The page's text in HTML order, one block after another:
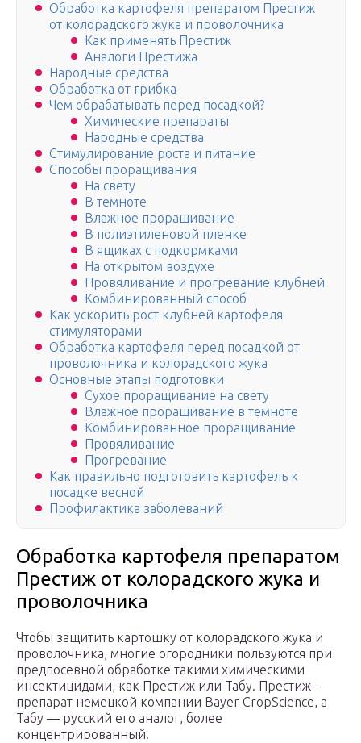
Обработка картофеля препаратом Престиж
от колорадского жука и проволочника
Как применять Престиж
Аналоги Престижа
Народные средства
Обработка от грибка
Чем обрабатывать перед посадкой?
Химические препараты
Народные средства
Стимулирование роста и питание
Способы проращивания
На свету
В темноте
Влажное проращивание
В полиэтиленовой пленке
В ящиках с подкормками
На открытом воздухе
Провяливание и прогревание клубней
Комбинированный способ
Как ускорить рост клубней картофеля
стимуляторами
Обработка картофеля перед посадкой от
проволочника и колорадского жука
Основные этапы подготовки
Сухое проращивание на свету
Влажное проращивание в темноте
Комбинированное проращивание
Провяливание
Прогревание
Как правильно подготовить картофель к
посадке весной
Профилактика заболеваний
Обработка картофеля препаратом
Престиж от колорадского жука и
проволочника
Чтобы защитить картошку от колорадского жука и
проволочника, многие огородники пользуются при
предпосевной обработке такими химическими
инсектицидами, как Престиж или Табу. Престиж –
препарат немецкой компании Bayer CropScience, а
Табу — русский его аналог, более
концентрированный.